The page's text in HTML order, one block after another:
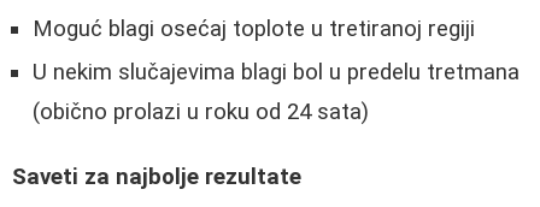
Moguć blagi osećaj toplote u tretiranoj regiji
U nekim slučajevima blagi bol u predelu tretmana
(obično prolazi u roku od 24 sata)
Saveti za najbolje rezultate